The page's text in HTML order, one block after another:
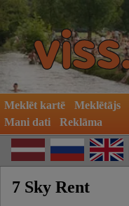
Meklēt kartē Meklētājs
Mani dati
Reklāma
7 Sky Rent